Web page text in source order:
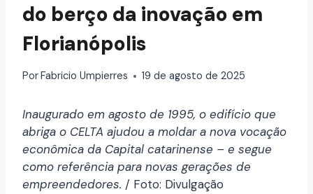
do berço da inovação em
Florianópolis
PorFabricio Umpierres 19 de agosto de 2025
Inaugurado em agosto de 1995, o edifício que
abriga o CELTA ajudou a moldar a nova vocação
econômica da Capital catarinense – e segue
como referência para novas gerações de
empreendedores. / Foto: Divulgação